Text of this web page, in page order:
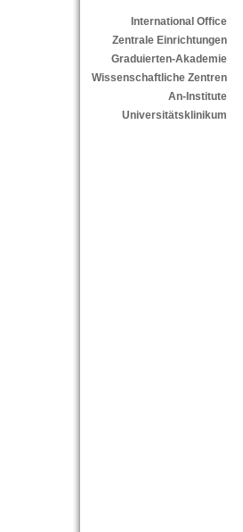
International Office
Zentrale Einrichtungen
Graduierten-Akademie
Wissenschaftliche Zentren
An-Institute
Universitätsklinikum